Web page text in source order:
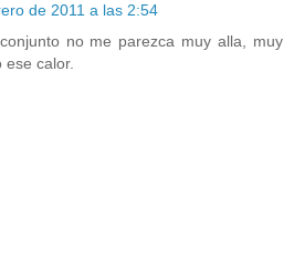
de 2011 a las 2:54
no me parezca muy alla, muy
ese calor.